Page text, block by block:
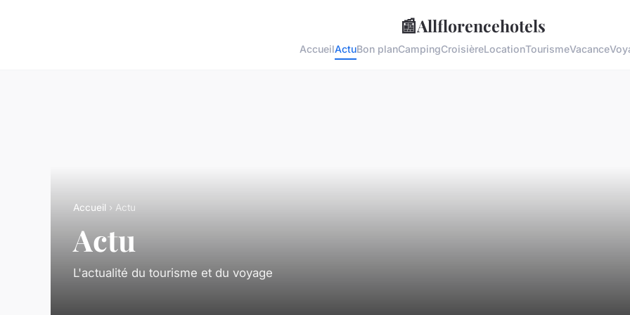
📰Allflorencehotels
AccueilActuBon planCampingCroisièreLocationTourismeVacance
Accueil › Actu
Actu
L'actualité du tourisme et du voyage